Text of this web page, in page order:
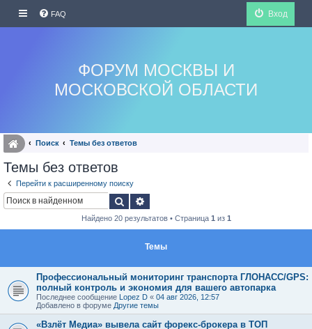
FAQ Вход
ФОРУМ МОСКВЫ И
МОСКОВСКОЙ ОБЛАСТИ
Поиск Темы без ответов
Темы без ответов
Перейти к расширенному поиску
Поиск
Найдено 20 результатов • Страница 1 из 1
Темы
Профессиональный мониторинг транспорта ГЛОНАСС/GPS:
полный контроль и экономия для вашего автопарка
Последнее сообщение Lopez D « 04 авг 2026, 12:57
Добавлено в форуме Другие темы
«Взлёт Медиа» вывела сайт форекс-брокера в ТОП